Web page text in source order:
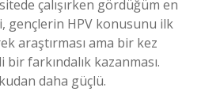
çalışırken gördüğüm en
gençlerin HPV konusunu ilk
araştırması ama bir kez
farkındalık kazanması.
daha güçlü.